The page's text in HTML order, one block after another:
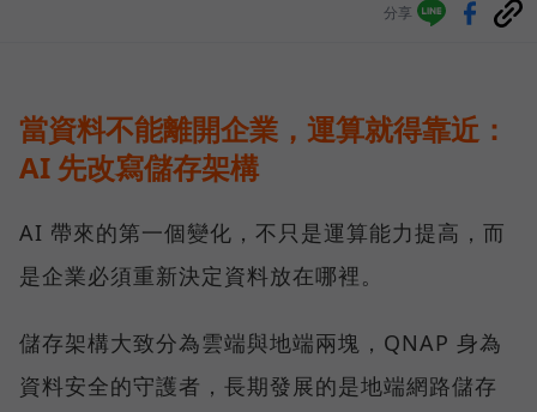
分享
當資料不能離開企業，運算就得靠近：
AI 先改寫儲存架構
AI 帶來的第一個變化，不只是運算能力提高，而
是企業必須重新決定資料放在哪裡。
儲存架構大致分為雲端與地端兩塊，QNAP 身為
資料安全的守護者，長期發展的是地端網路儲存